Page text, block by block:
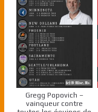
Gregg Popovich –
vainqueur contre